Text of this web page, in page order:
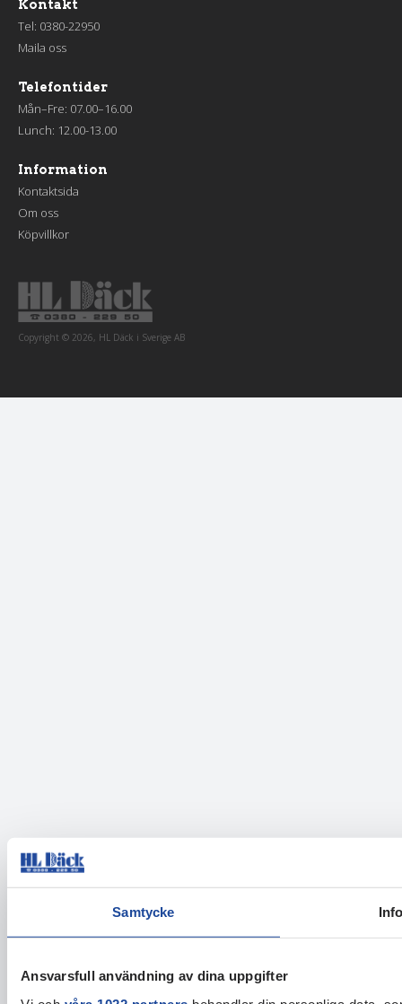
Samtycke
Ansvarsfull användning av dina uppgifter
Kontakt
Tel: 0380-22950
Maila oss
Telefontider
Mån–Fre: 07.00–16.00
Lunch: 12.00-13.00
Information
Kontaktsida
Om oss
Köpvillkor
Copyright © 2026, HL Däck i Sverige AB